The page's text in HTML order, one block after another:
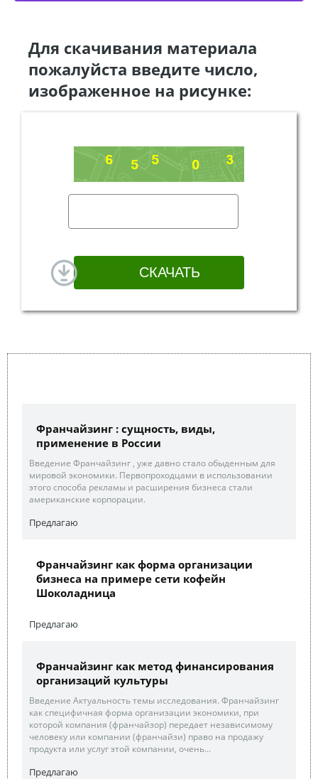
Для скачивания материала
пожалуйста введите число,
изображенное на рисунке:
Франчайзинг : сущность, виды,
применение в России
Введение Франчайзинг , уже давно стало обыденным для
мировой экономики. Первопроходцами в использовании
этого способа рекламы и расширения бизнеса стали
американские корпорации.
Предлагаю
Франчайзинг как форма организации
бизнеса на примере сети кофейн
Шоколадница
Предлагаю
Франчайзинг как метод финансирования
организаций культуры
Введение Актуальность темы исследования. Франчайзинг
как специфичная форма организации экономики, при
которой компания (франчайзор) передает независимому
человеку или компании (франчайзи) право на продажу
продукта или услуг этой компании, очень...
Предлагаю